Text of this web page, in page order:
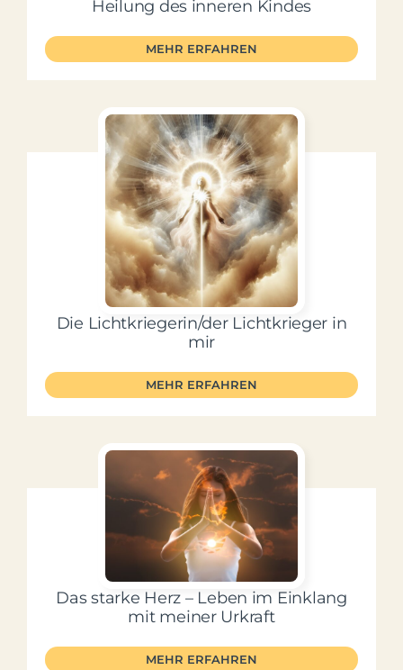
Heilung des inneren Kindes
MEHR ERFAHREN
Die Lichtkriegerin/der Lichtkrieger in
mir
MEHR ERFAHREN
Das starke Herz – Leben im Einklang
mit meiner Urkraft
MEHR ERFAHREN